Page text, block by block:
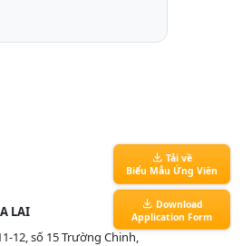
LAI
12, số 15 Trường Chinh,
Tải về
Biểu Mẫu Ứng Viên
Download
Application Form